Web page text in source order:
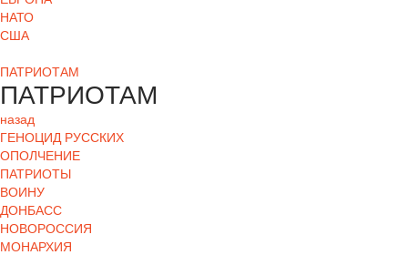
НАТО
США
ПАТРИОТАМ
ПАТРИОТАМ
назад
ГЕНОЦИД РУССКИХ
ОПОЛЧЕНИЕ
ПАТРИОТЫ
ВОИНУ
ДОНБАСС
НОВОРОССИЯ
МОНАРХИЯ